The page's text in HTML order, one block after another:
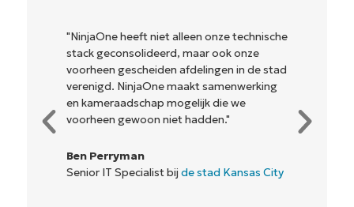
"NinjaOne heeft niet alleen onze technische
stack geconsolideerd, maar ook onze
voorheen gescheiden afdelingen in de stad
verenigd. NinjaOne maakt samenwerking
en kameraadschap mogelijk die we
voorheen gewoon niet hadden."
Ben Perryman
Senior IT Specialist bij de stad Kansas City